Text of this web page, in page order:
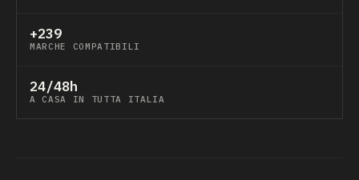
+239
MARCHE COMPATIBILI
24/48h
A CASA IN TUTTA ITALIA